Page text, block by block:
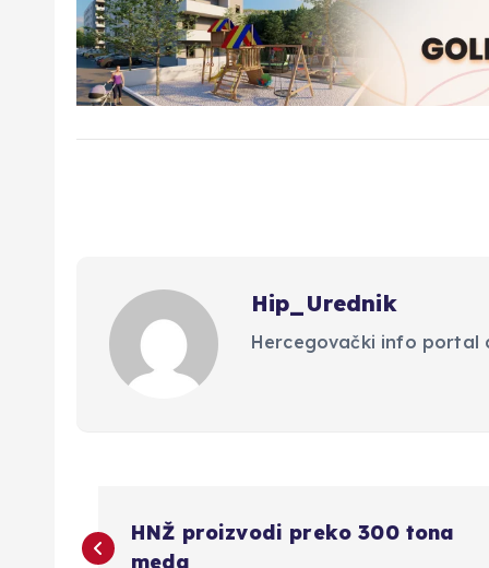
Hip_Urednik
Hercegovački info portal
N
HNŽ proizvodi preko 300 tona
meda